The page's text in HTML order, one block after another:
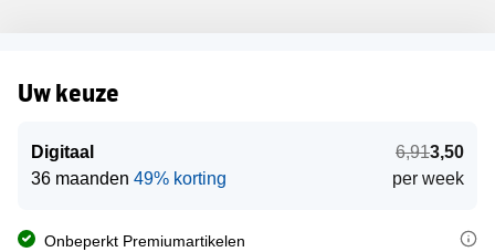
36 maanden49% korting
Uw keuze
Digitaal
36 maanden 49% korting
6,913,50
per week
Onbeperkt Premiumartikelen
Elk ED-abonnement geeft u onbeperkt toegang tot alle artikelen in